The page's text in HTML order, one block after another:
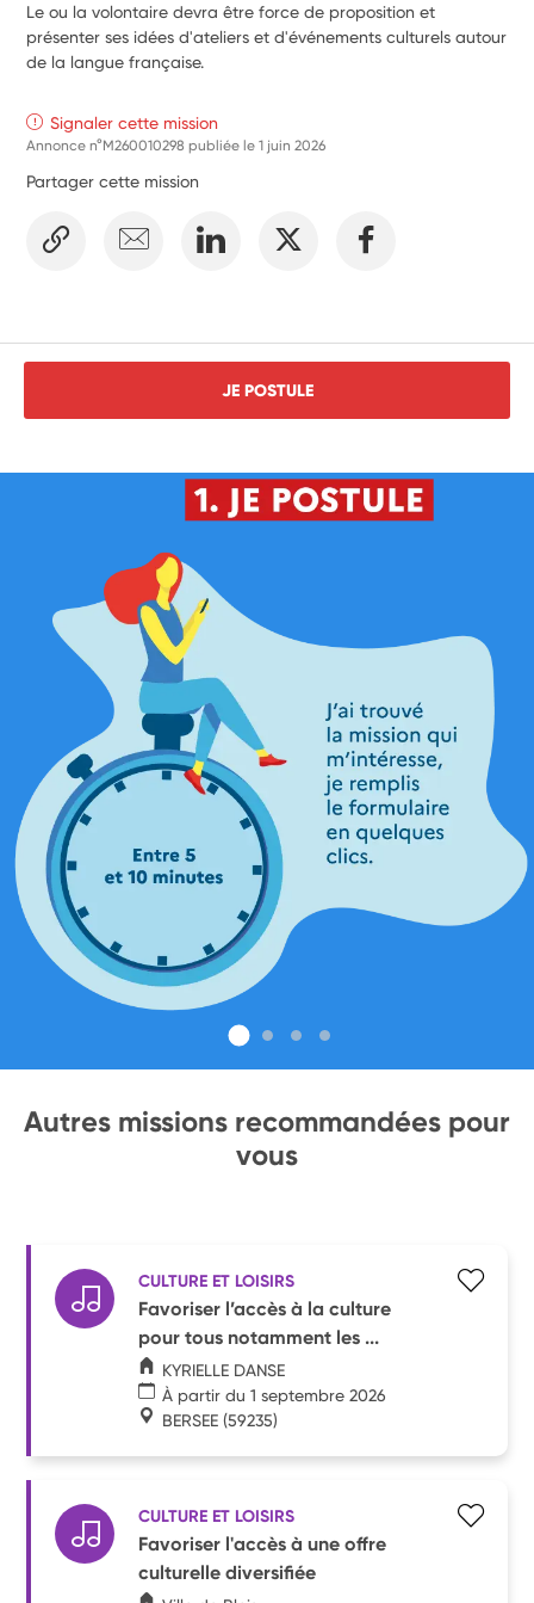
Le ou la volontaire devra être force de proposition et
présenter ses idées d'ateliers et d'événements culturels autour
de la langue française.
Signaler cette mission
Annonce n°M260010298 publiée le1 juin 2026
Partager cette mission
JE POSTULE
Autres missions recommandées pour
vous
CULTURE ET LOISIRS
Favoriser l’accès à la culture
pour tous notamment les ...
KYRIELLE DANSE
À partir du 1 septembre 2026
BERSEE (59235)
CULTURE ET LOISIRS
Favoriser l'accès à une offre
culturelle diversifiée